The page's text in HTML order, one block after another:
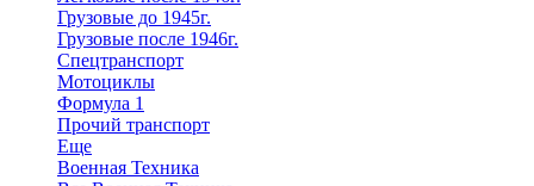
Грузовые до 1945г.
Грузовые после 1946г.
Спецтранспорт
Мотоциклы
Формула 1
Прочий транспорт
Еще
Военная Техника